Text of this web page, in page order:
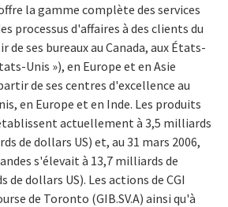
la gamme complète des services
processus d'affaires à des clients du
de ses bureaux au Canada, aux États-
Unis »), en Europe et en Asie
de ses centres d'excellence au
en Europe et en Inde. Les produits
actuellement à 3,5 milliards
de dollars US) et, au 31 mars 2006,
s'élevait à 13,7 milliards de
dollars US). Les actions de CGI
de Toronto (GIB.SV.A) ainsi qu'à